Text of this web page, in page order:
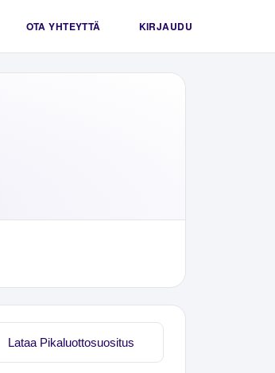
OTA YHTEYTTÄ KIRJAUDU
Lataa Pikaluottosuositus